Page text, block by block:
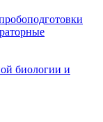
биологии и